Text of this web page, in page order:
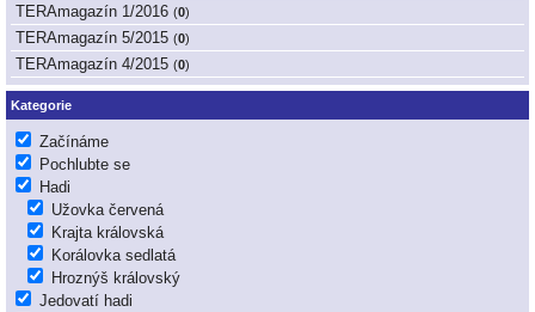
TERAmagazín 1/2016 (0)
TERAmagazín 5/2015 (0)
TERAmagazín 4/2015 (0)
Kategorie
Začínáme
Pochlubte se
Hadi
Užovka červená
Krajta královská
Korálovka sedlatá
Hroznýš královský
Jedovatí hadi